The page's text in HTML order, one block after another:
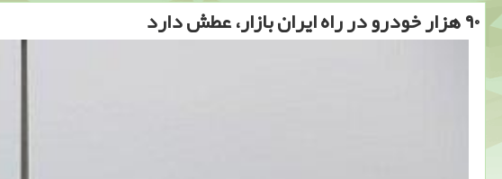
۹۰ هزار خودرو در راه ایران بازار، عطش دارد